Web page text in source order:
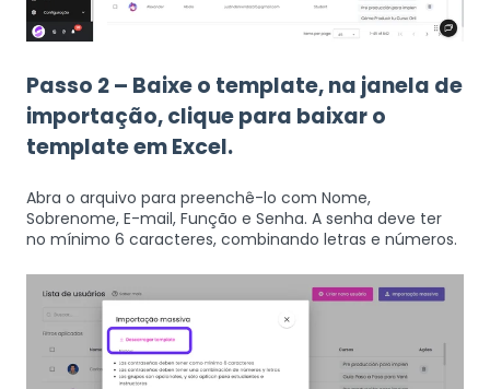
Passo 2 – Baixe o template, na janela de
importação, clique para baixar o
template em Excel.
Abra o arquivo para preenchê-lo com Nome,
Sobrenome, E-mail, Função e Senha. A senha deve ter
no mínimo 6 caracteres, combinando letras e números.